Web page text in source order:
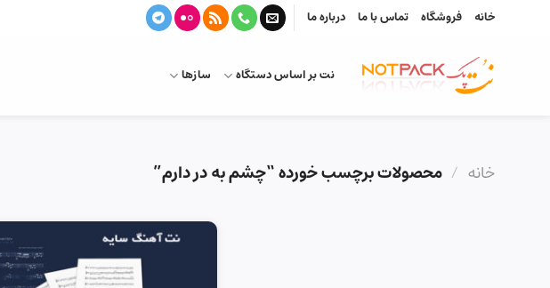
خانه فروشگاه تماس با ما درباره ما
نت بر اساس دستگاه سازها
خانه / محصولات برچسب خورده “چشم به در دارم”